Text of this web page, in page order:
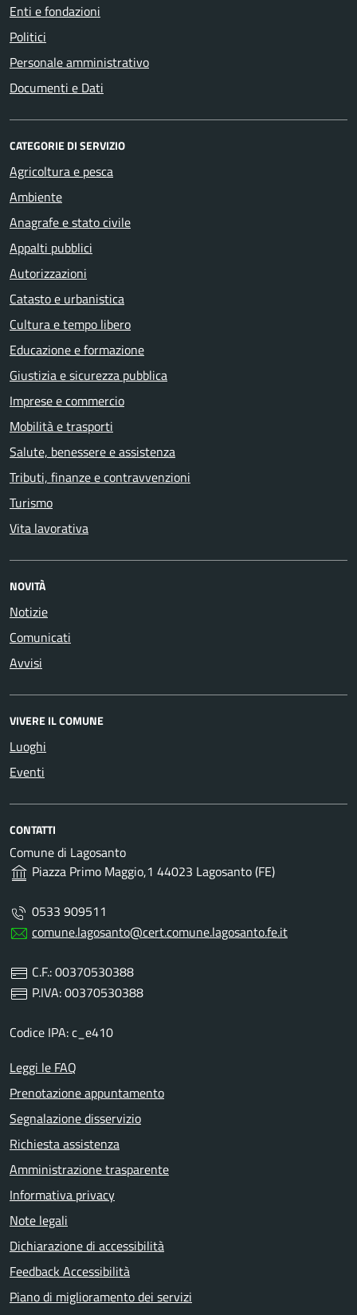
Enti e fondazioni
Politici
Personale amministrativo
Documenti e Dati
CATEGORIE DI SERVIZIO
Agricoltura e pesca
Ambiente
Anagrafe e stato civile
Appalti pubblici
Autorizzazioni
Catasto e urbanistica
Cultura e tempo libero
Educazione e formazione
Giustizia e sicurezza pubblica
Imprese e commercio
Mobilità e trasporti
Salute, benessere e assistenza
Tributi, finanze e contravvenzioni
Turismo
Vita lavorativa
NOVITÀ
Notizie
Comunicati
Avvisi
VIVERE IL COMUNE
Luoghi
Eventi
CONTATTI
Comune di Lagosanto
Piazza Primo Maggio,1 44023 Lagosanto (FE)
0533 909511
comune.lagosanto@cert.comune.lagosanto.fe.it
C.F.: 00370530388
P.IVA: 00370530388
Codice IPA: c_e410
Leggi le FAQ
Prenotazione appuntamento
Segnalazione disservizio
Richiesta assistenza
Amministrazione trasparente
Informativa privacy
Note legali
Dichiarazione di accessibilità
Feedback Accessibilità
Piano di miglioramento dei servizi